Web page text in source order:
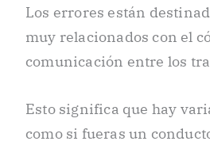
Los errores están
muy relacionados con el
comunicación entre los
Esto significa que hay
como si fueras un